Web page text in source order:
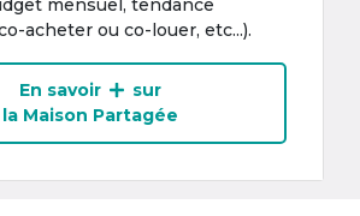
mensuel, tendance
acheter ou co-louer, etc...).
En savoir
sur
la Maison Partagée